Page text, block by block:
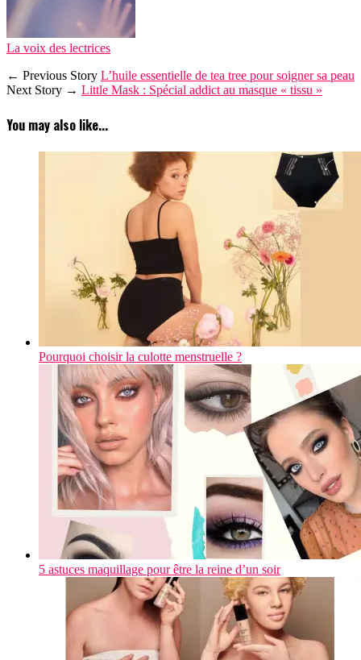
La voix des lectrices
← Previous Story L’huile essentielle de tea tree pour soigner sa peau
Next Story → Little Mask : Spécial addict au masque « tissu »
You may also like...
Pourquoi choisir la culotte menstruelle ?
5 astuces maquillage pour être la reine d’un soir